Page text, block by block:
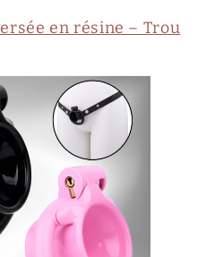
en résine – Trou